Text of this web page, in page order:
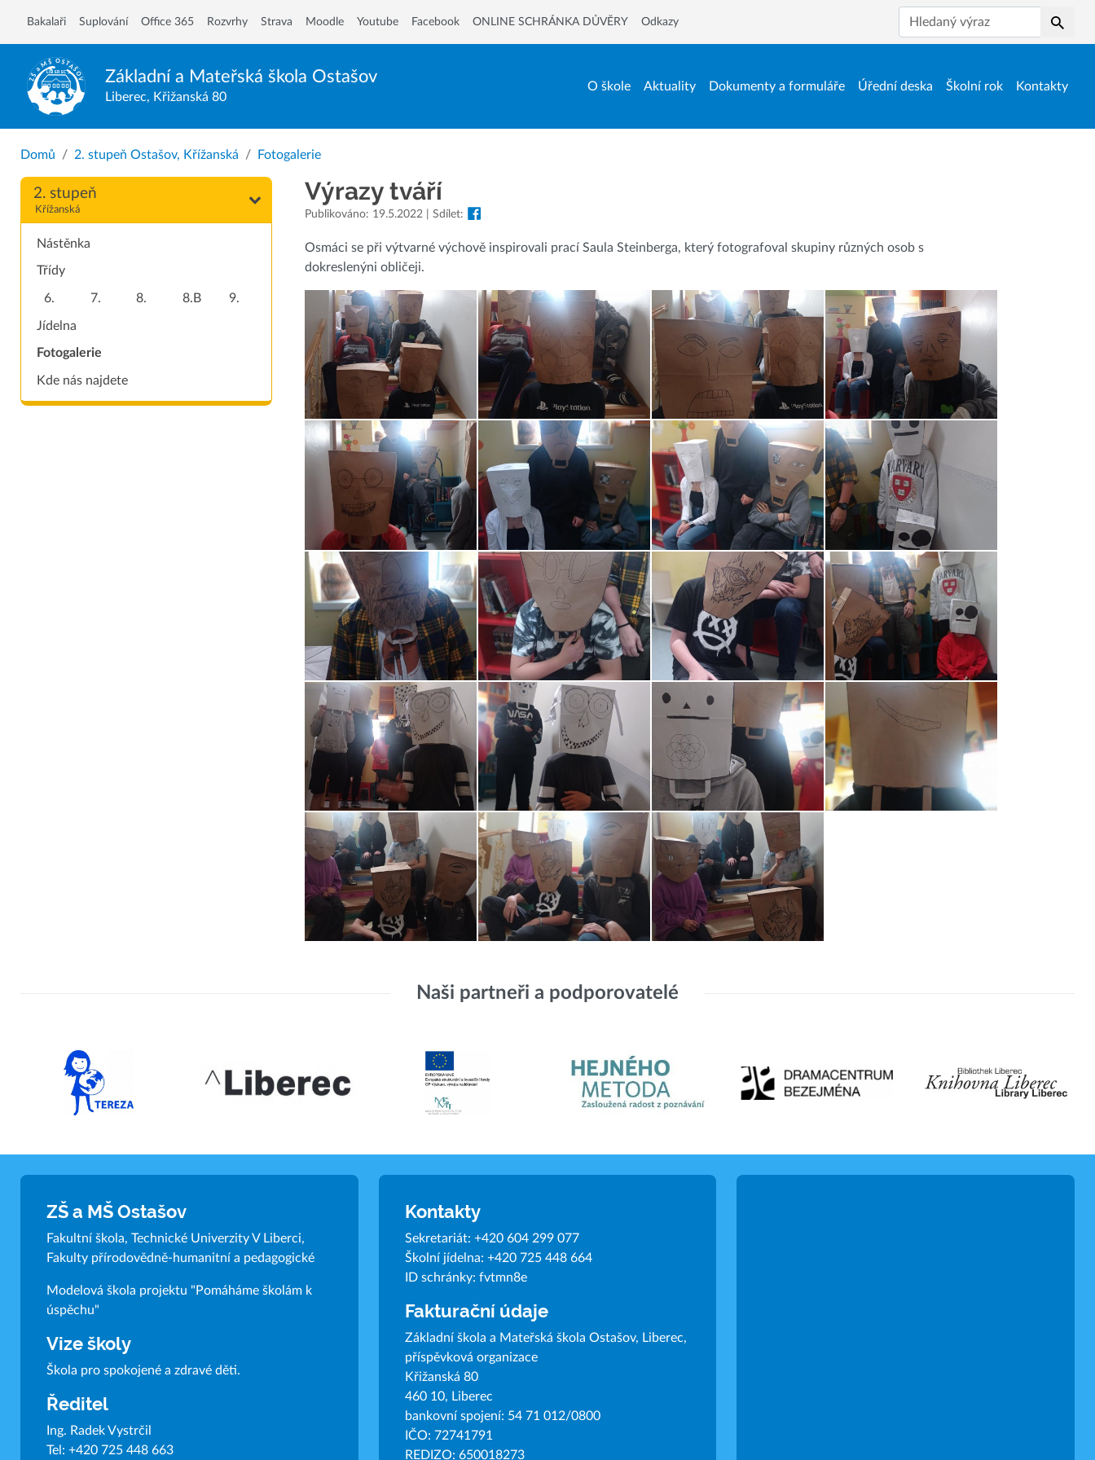
Základní a Mateřská škola Ostašov
Liberec, Křižanská 80
O škole Aktuality Dokumenty a formuláře Úřední deska Školní rok Kontakty
Bakalaři Suplování Office 365 Rozvrhy Strava Moodle Youtube Facebook ONLINE SCHRÁNKA DŮVĚRY Odkazy
Hledat
Domů 2. stupeň Ostašov, Křížanská Fotogalerie
2. stupeň
Křížanská
Nástěnka
Třídy
6. 7. 8. 8.B 9.
Jídelna
Fotogalerie
Kde nás najdete
Výrazy tváří
Publikováno: 19.5.2022 | Sdílet:
Osmáci se při výtvarné výchově inspirovali prací Saula Steinberga, který fotografoval skupiny různých osob s
dokreslenýni obličeji.
Naši partneři a podporovatelé
ZŠ a MŠ Ostašov
Fakultní škola, Technické Univerzity V Liberci,
Fakulty přírodovědně-humanitní a pedagogické
Modelová škola projektu "Pomáháme školám k
úspěchu"
Vize školy
Škola pro spokojené a zdravé děti.
Ředitel
Ing. Radek Vystrčil
Tel: +420 725 448 663
Kontakty
Sekretariát: +420 604 299 077
Školní jídelna: +420 725 448 664
ID schránky: fvtmn8e
Fakturační údaje
Základní škola a Mateřská škola Ostašov, Liberec,
příspěvková organizace
Křižanská 80
460 10, Liberec
bankovní spojení: 54 71 012/0800
IČO: 72741791
REDIZO: 650018273